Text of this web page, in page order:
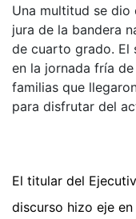
Una multitud se
jura de la bandera
de cuarto grado. El
en la jornada fría
familias que
para disfrutar del
El titular del
discurso hizo eje